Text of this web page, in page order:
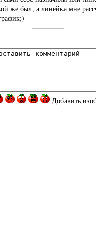
же был, а линейка мне
Добавить